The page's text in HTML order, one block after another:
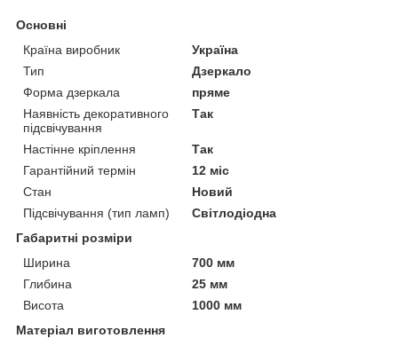
Основні
Країна виробник
Україна
Тип
Дзеркало
Форма дзеркала
пряме
Наявність декоративного
підсвічування
Так
Настінне кріплення
Так
Гарантійний термін
12 міс
Стан
Новий
Підсвічування (тип ламп)
Світлодіодна
Габаритні розміри
Ширина
700 мм
Глибина
25 мм
Висота
1000 мм
Матеріал виготовлення